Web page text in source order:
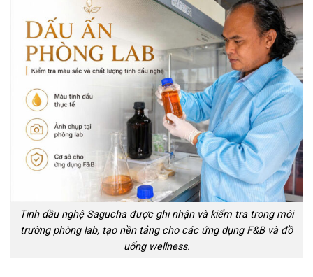
Tinh dầu nghệ Sagucha được ghi nhận và kiểm tra trong môi
trường phòng lab, tạo nền tảng cho các ứng dụng F&B và đồ
uống wellness.